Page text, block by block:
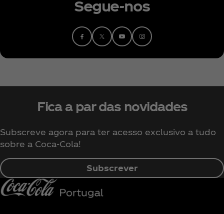
Segue-nos
Fica a par das novidades
Subscreve agora para ter acesso exclusivo a tudo
sobre a Coca‑Cola!
Subscrever